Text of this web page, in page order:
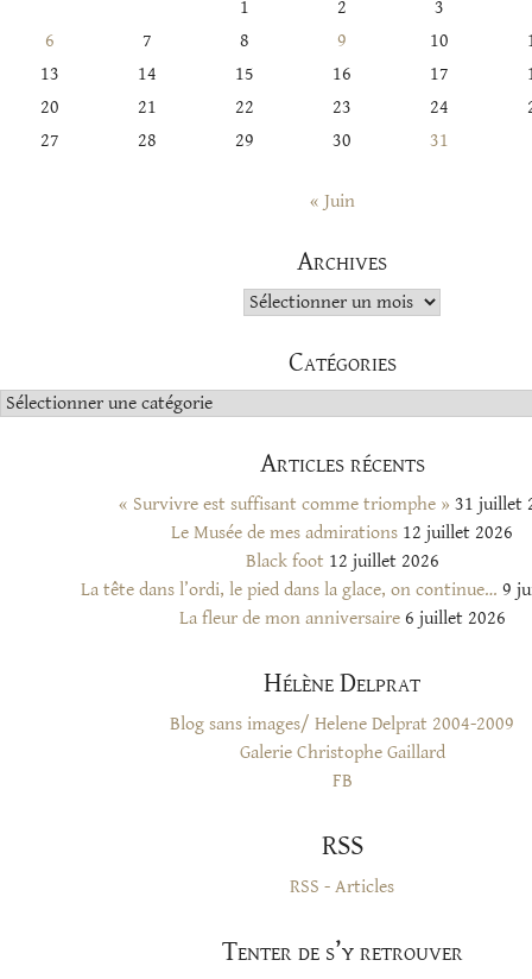
1 2
3
6
7 8 9 10
13
14 15 16 17
20
21 22 23 24
27
28 29 30 31
« Juin
Archives
Archives
Catégories
Catégories
Articles récents
« Survivre est suffisant comme triomphe » 31 juillet
Le Musée de mes admirations 12 juillet 2026
Black foot 12 juillet 2026
La tête dans l’ordi, le pied dans la glace, on continue… 9
La fleur de mon anniversaire 6 juillet 2026
Hélène Delprat
Blog sans images/ Helene Delprat 2004-2009
Galerie Christophe Gaillard
FB
RSS
RSS - Articles
Tenter de s’y retrouver